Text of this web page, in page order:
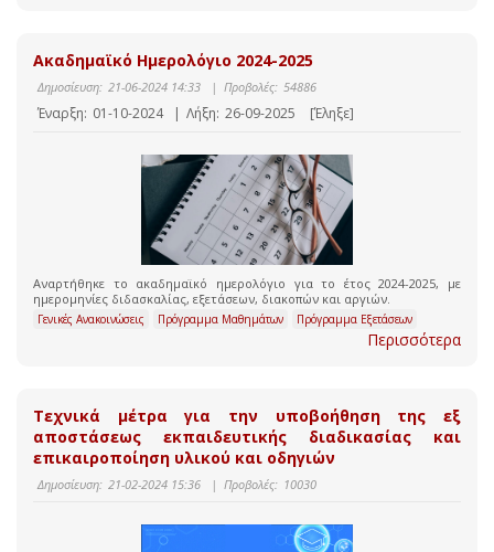
Ακαδημαϊκό Ημερολόγιο 2024-2025
Δημοσίευση: 21-06-2024 14:33 | Προβολές: 54886
Έναρξη: 01-10-2024 | Λήξη: 26-09-2025 [Έληξε]
Αναρτήθηκε το ακαδημαϊκό ημερολόγιο για το έτος 2024-2025, με
ημερομηνίες διδασκαλίας, εξετάσεων, διακοπών και αργιών.
Γενικές Ανακοινώσεις Πρόγραμμα Μαθημάτων Πρόγραμμα Εξετάσεων
Περισσότερα
Τεχνικά μέτρα για την υποβοήθηση της εξ
αποστάσεως εκπαιδευτικής διαδικασίας και
επικαιροποίηση υλικού και οδηγιών
Δημοσίευση: 21-02-2024 15:36 | Προβολές: 10030